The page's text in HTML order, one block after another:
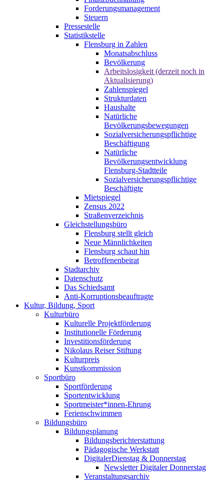
Forderungsmanagement
Steuern
Pressestelle
Statistikstelle
Flensburg in Zahlen
Monatsabschluss
Bevölkerung
Arbeitslosigkeit (derzeit noch in
Aktualisierung)
Zahlenspiegel
Strukturdaten
Haushalte
Natürliche
Bevölkerungsbewegungen
Sozialversicherungspflichtige
Beschäftigung
Natürliche
Bevölkerungsentwicklung
Flensburg-Stadtteile
Sozialversicherungspflichtige
Beschäftigte
Mietspiegel
Zensus 2022
Straßenverzeichnis
Gleichstellungsbüro
Flensburg stellt gleich
Neue Männlichkeiten
Flensburg schaut hin
Betroffenenbeirat
Stadtarchiv
Datenschutz
Das Schiedsamt
Anti-Korruptionsbeauftragte
Kultur, Bildung, Sport
Kulturbüro
Kulturelle Projektförderung
Institutionelle Förderung
Investitionsförderung
Nikolaus Reiser Stiftung
Kulturpreis
Kunstkommission
Sportbüro
Sportförderung
Sportentwicklung
Sportmeister*innen-Ehrung
Ferienschwimmen
Bildungsbüro
Bildungsplanung
Bildungsberichterstattung
Pädagogische Werkstatt
DigitalerDienstag & Donnerstag
Newsletter Digitaler Donnerstag
Veranstaltungsarchiv